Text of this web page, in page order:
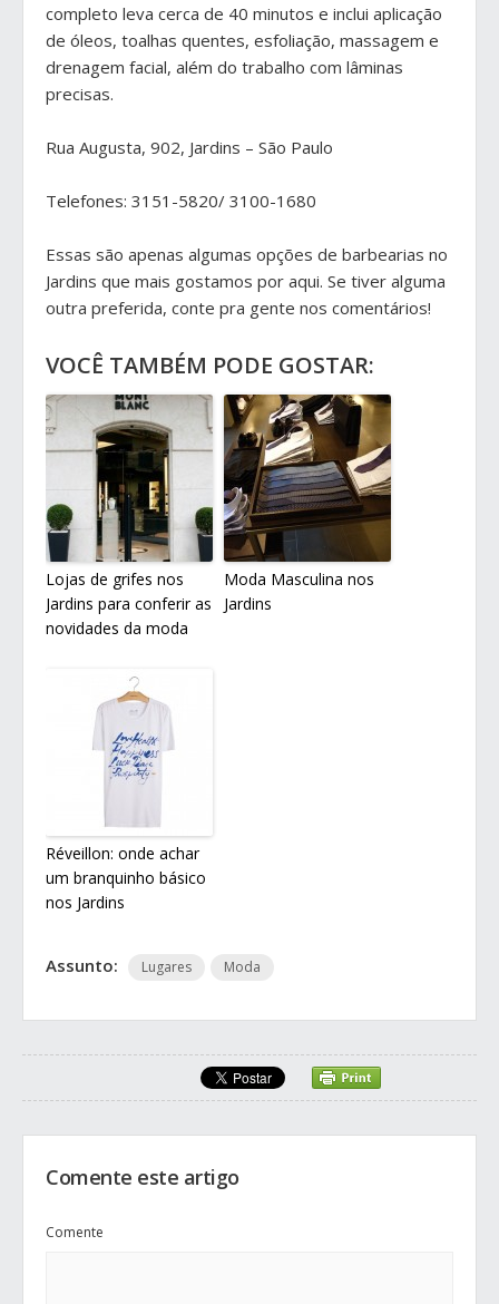
completo leva cerca de 40 minutos e inclui aplicação
de óleos, toalhas quentes, esfoliação, massagem e
drenagem facial, além do trabalho com lâminas
precisas.
Rua Augusta, 902, Jardins – São Paulo
Telefones: 3151-5820/ 3100-1680
Essas são apenas algumas opções de barbearias no
Jardins que mais gostamos por aqui. Se tiver alguma
outra preferida, conte pra gente nos comentários!
VOCÊ TAMBÉM PODE GOSTAR:
Lojas de grifes nos
Jardins para conferir as
novidades da moda
Moda Masculina nos
Jardins
Réveillon: onde achar
um branquinho básico
nos Jardins
Assunto: Lugares Moda
Comente este artigo
Comente